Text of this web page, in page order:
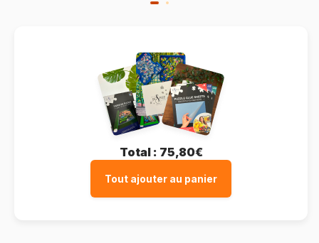
Total : 75,80€
Tout ajouter au panier